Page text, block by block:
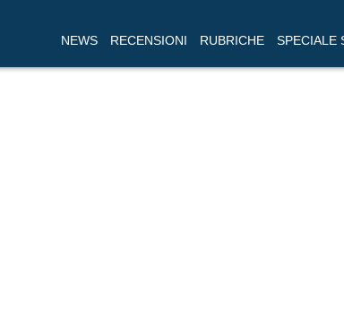
NEWS RECENSIONI RUBRICHE SPECIALE